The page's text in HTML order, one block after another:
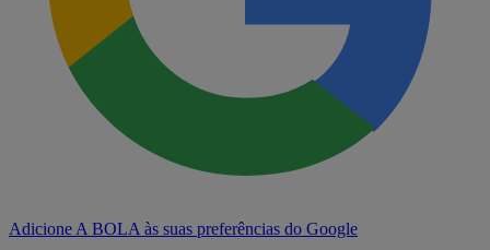
Adicione A BOLA às suas preferências do Google